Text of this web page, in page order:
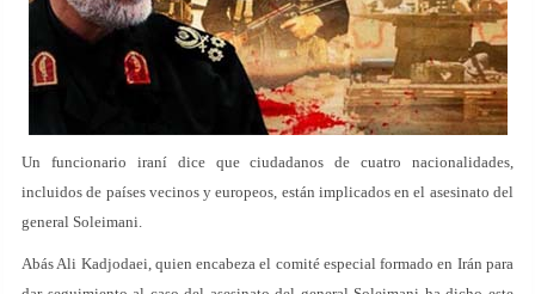
Un funcionario iraní dice que ciudadanos de cuatro nacionalidades,
incluidos de países vecinos y europeos, están implicados en el asesinato del
general Soleimani.
Abás Ali Kadjodaei, quien encabeza el comité especial formado en Irán para